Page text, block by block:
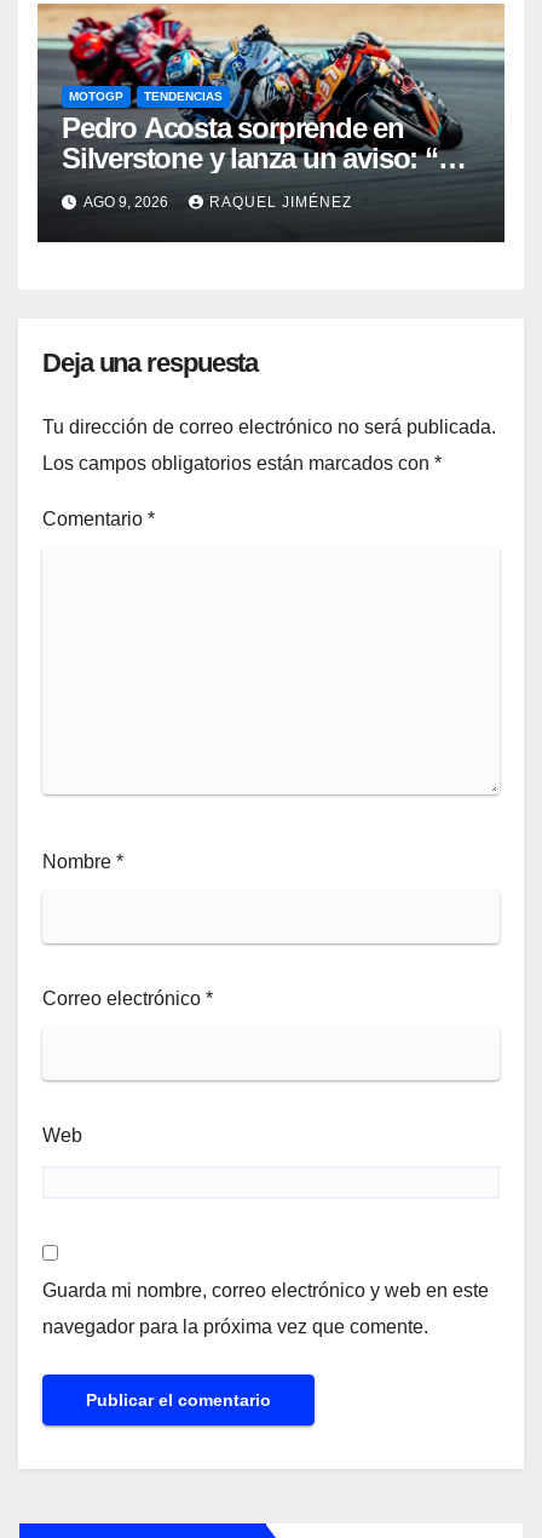
MOTOGP TENDENCIAS
Pedro Acosta sorprende en
Silverstone y lanza un aviso: “No
estamos tan lejos del top 3 del
campeonato”
AGO 9, 2026 RAQUEL JIMÉNEZ
Deja una respuesta
Tu dirección de correo electrónico no será publicada.
Los campos obligatorios están marcados con *
Comentario *
Nombre *
Correo electrónico *
Web
Guarda mi nombre, correo electrónico y web en este
navegador para la próxima vez que comente.